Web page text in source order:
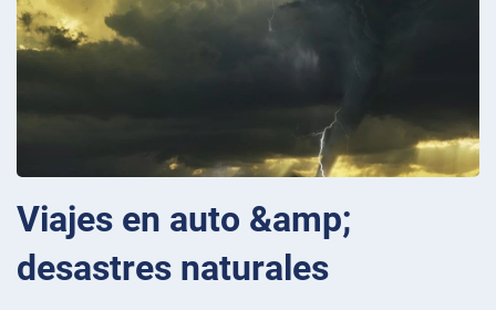
Viajes en auto &amp;
desastres naturales